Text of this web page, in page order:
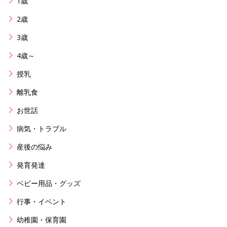
2歳
3歳
4歳～
授乳
離乳食
お世話
病気・トラブル
産後の悩み
発育発達
ベビー用品・グッズ
行事・イベント
幼稚園・保育園